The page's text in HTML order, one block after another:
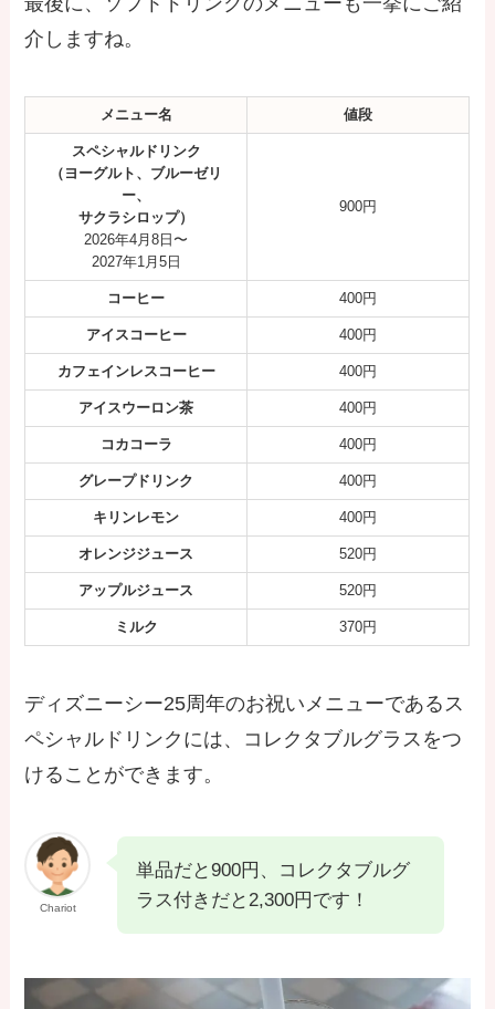
介しますね。
メニュー名 値段
スペシャルドリンク
（ヨーグルト、ブルーゼリ
ー、
サクラシロップ）
2026年4月8日〜
2027年1月5日
900円
コーヒー 400円
アイスコーヒー 400円
カフェインレスコーヒー 400円
アイスウーロン茶 400円
コカコーラ 400円
グレープドリンク 400円
キリンレモン 400円
オレンジジュース 520円
アップルジュース 520円
ミルク 370円
ディズニーシー25周年のお祝いメニューであるス
ペシャルドリンクには、コレクタブルグラスをつ
けることができます。
Chariot
単品だと900円、コレクタブルグ
ラス付きだと2,300円です！